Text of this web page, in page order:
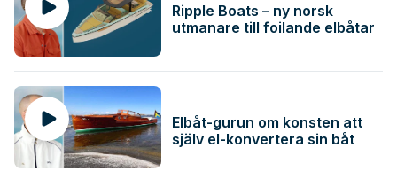
Ripple Boats – ny norsk
utmanare till foilande elbåtar
Elbåt-gurun om konsten att
själv el-konvertera sin båt